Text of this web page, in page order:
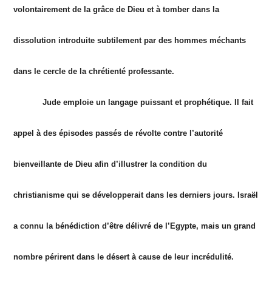
volontairement de la grâce de Dieu et à tomber dans la
dissolution introduite subtilement par des hommes méchants
dans le cercle de la chrétienté professante.
Jude emploie un langage puissant et prophétique. Il fait
appel à des épisodes passés de révolte contre l’autorité
bienveillante de Dieu afin d’illustrer la condition du
christianisme qui se développerait dans les derniers jours. Israël
a connu la bénédiction d’être délivré de l’Egypte, mais un grand
nombre périrent dans le désert à cause de leur incrédulité.